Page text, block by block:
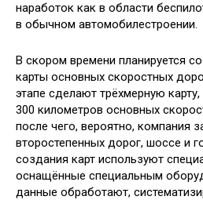
наработок как в области
в обычном автомобилестроении.
В скором времени планируется
карты основных скоростных
этапе сделают трёхмерную
300 километров основных
после чего, вероятно, компания
второстепенных дорог, шоссе и
создания карт используют
оснащённые специальным
данные обработают,